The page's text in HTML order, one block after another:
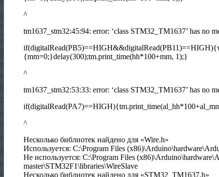
^
tm1637_stm32:45:94: error: ‘class STM32_TM1637’ has no
{mm=0;}delay(300);tm.print_time(hh*100+mm, 1);}
^
tm1637_stm32:53:33: error: ‘class STM32_TM1637’ has no
^
Несколько библиотек найдено для «Wire.h»
Используется: C:\Program Files
Не используется: C:\Program Files
master\STM32F1\libraries\WireSlave
Несколько библиотек найдено для «STM32_TM1637.h»